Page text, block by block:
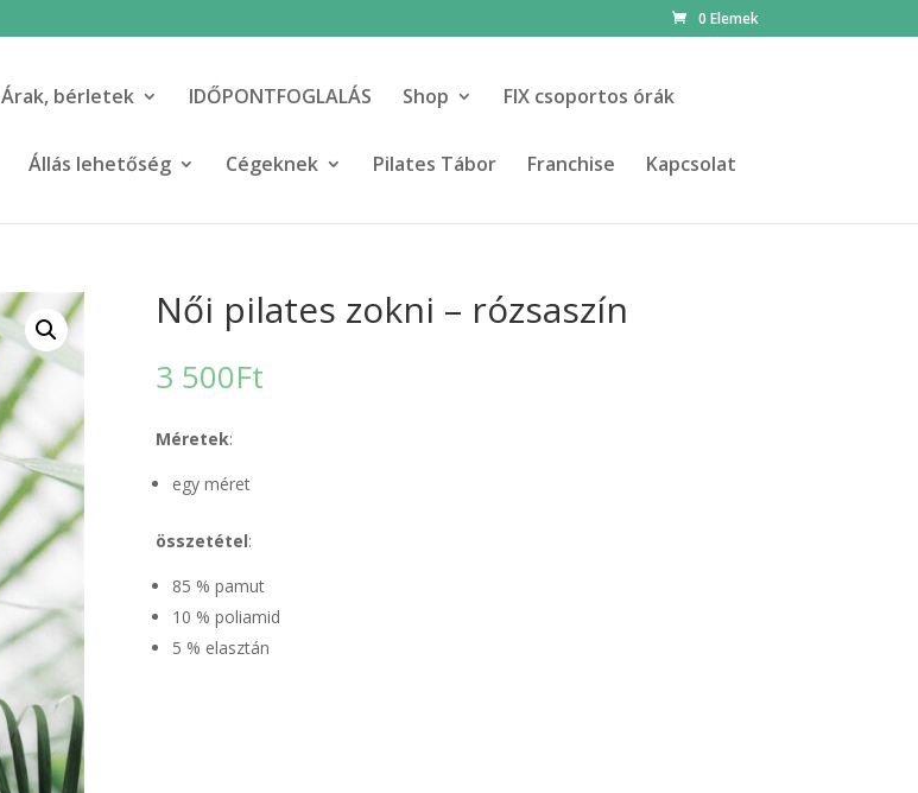
0 Elemek
Árak, bérletek IDŐPONTFOGLALÁS Shop FIX csoportos órák
Állás lehetőség Cégeknek Pilates Tábor Franchise Kapcsolat
Női pilates zokni – rózsaszín
3 500Ft
Méretek:
egy méret
összetétel:
85 % pamut
10 % poliamid
5 % elasztán